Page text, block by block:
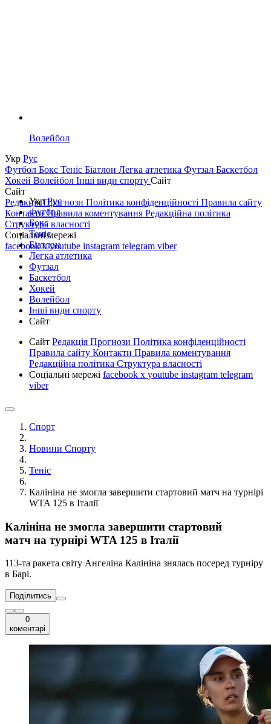
Волейбол
Укр Рус
Футбол Бокс Теніс Біатлон Легка атлетика Футзал Баскетбол
Хокей Волейбол Інші види спорту Сайт
Сайт
РедакціяПрогнози Політика конфіденційності Правила сайту
КонтактиПравила коментування Редакційна політика
Структура власності
Соціальні мережі
facebookxyoutube instagram telegram viber
УкрРус
Футбол
Бокс
Теніс
Біатлон
Легка атлетика
Футзал
Баскетбол
Хокей
Волейбол
Інші види спорту
Сайт
Сайт Редакція Прогнози Політика конфіденційності
Правила сайту Контакти Правила коментування
Редакційна політика Структура власності
Соціальні мережі facebook x youtube instagram telegram
viber
Спорт
Новини Спорту
Теніс
Калініна не змогла завершити стартовий матч на турнірі
WTA 125 в Італії
Калініна не змогла завершити стартовий
матч на турнірі WTA 125 в Італії
113-та ракета світу Ангеліна Калініна знялась посеред турніру
в Барі.
Поділитись
0
коментарі